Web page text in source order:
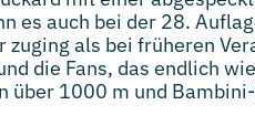
es auch bei der 28.
zuging als bei früheren
die Fans, das endlich
über 1000 m und